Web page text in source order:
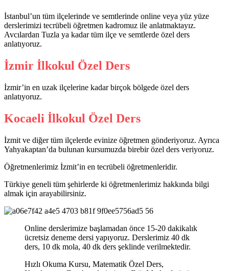
İstanbul’un tüm ilçelerinde ve semtlerinde online veya yüz yüze
derslerimizi tecrübeli öğretmen kadromuz ile anlatmaktayız.
Avcılardan Tuzla ya kadar tüm ilçe ve semtlerde özel ders
anlatıyoruz.
İzmir İlkokul Özel Ders
İzmir’in en uzak ilçelerine kadar birçok bölgede özel ders
anlatıyoruz.
Kocaeli İlkokul Özel Ders
İzmit ve diğer tüm ilçelerde evinize öğretmen gönderiyoruz. Ayrıca
Yahyakaptan’da bulunan kursumuzda birebir özel ders veriyoruz.
Öğretmenlerimiz İzmit’in en tecrübeli öğretmenleridir.
Türkiye geneli tüm şehirlerde ki öğretmenlerimiz hakkında bilgi
almak için arayabilirsiniz.
Online derslerimize başlamadan önce 15-20 dakikalık
ücretsiz deneme dersi yapıyoruz. Derslerimiz 40 dk
ders, 10 dk mola, 40 dk ders şeklinde verilmektedir.
Hızlı Okuma Kursu, Matematik Özel Ders,